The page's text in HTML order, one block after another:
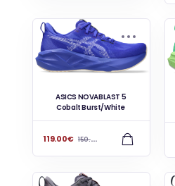
ASICS NOVABLAST 5
Cobalt Burst/White
119.00€ 150.00